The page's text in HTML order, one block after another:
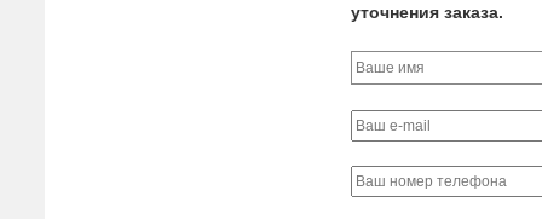
уточнения заказа.